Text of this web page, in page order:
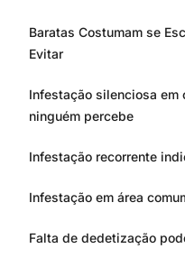
Baratas Costumam se
Evitar
Infestação silenciosa em
ninguém percebe
Infestação recorrente
Infestação em área
Falta de dedetização